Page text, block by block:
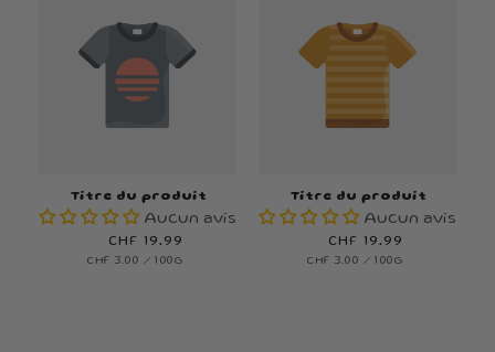
Titre du produit
Aucun avis
Prix
habituel
CHF 19.99
PRIX
CHF 3.00 / PAR
100G
Titre du produit
Aucun avis
Prix
habituel
CHF 19.99
PRIX
CHF 3.00 / PAR
100G